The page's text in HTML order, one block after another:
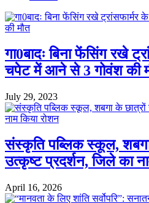
गा0बादः बिना फेंसिंग रखे
चपेट में आने से 3 गोवंश की
July 29, 2023
संस्कृति पब्लिक स्कूल,
उत्कृष्ट प्रदर्शन, जिले का
April 16, 2026